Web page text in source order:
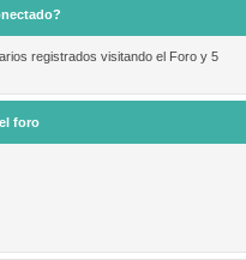
registrados visitando el Foro y 5
foro